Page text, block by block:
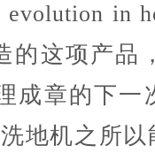
in
的这项产品
成章的下一
地机之所以